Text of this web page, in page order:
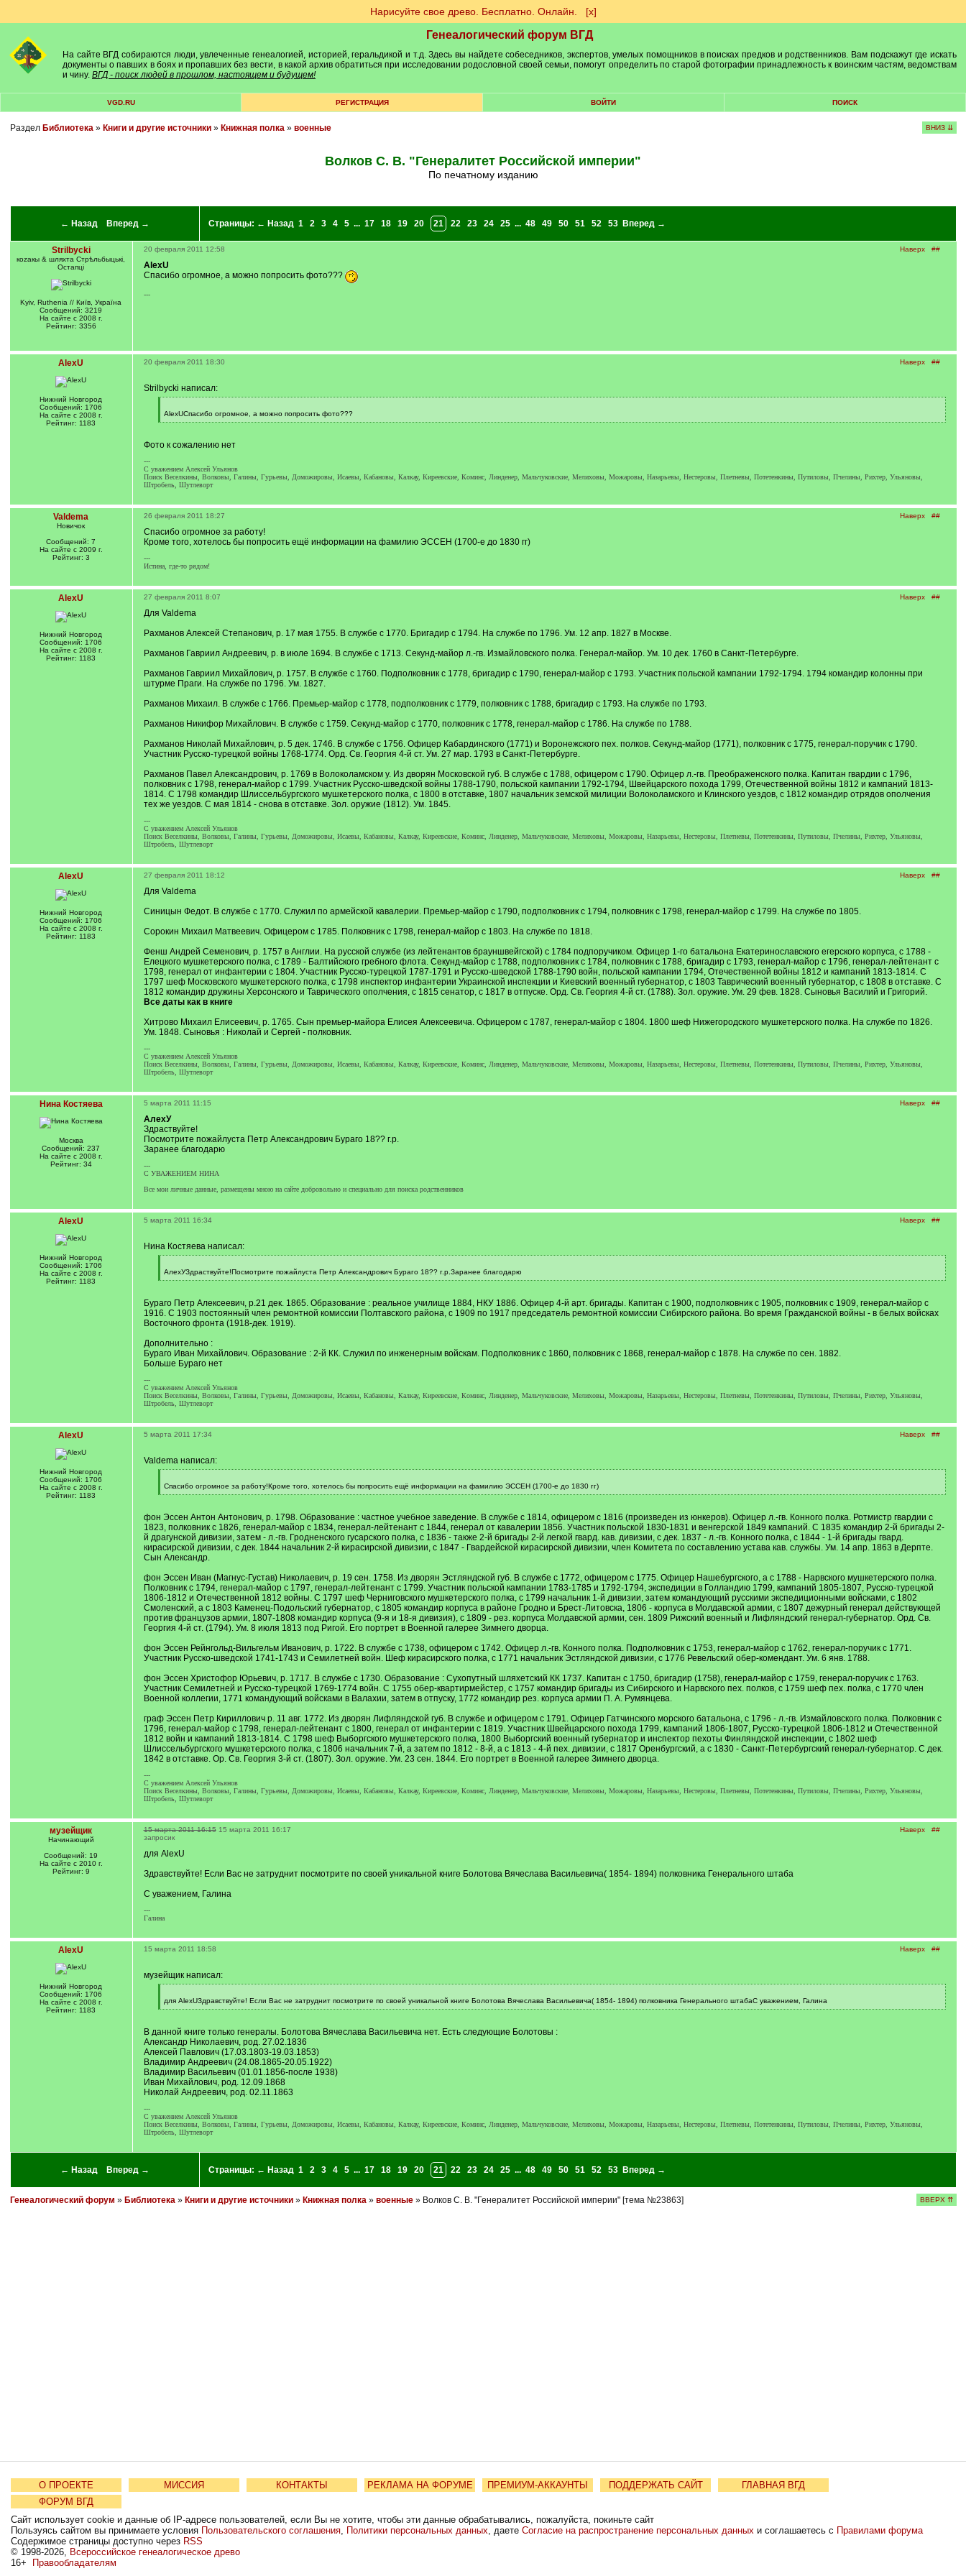
Нарисуйте свое древо. Бесплатно. Онлайн. [х]
Генеалогический форум ВГД
На сайте ВГД собираются люди, увлеченные генеалогией, историей, геральдикой и т.д. Здесь вы найдете собеседников, экспертов, умелых помощников в поисках предков и родственников. Вам подскажут где искать
документы о павших в боях и пропавших без вести, в какой архив обратиться при исследовании родословной своей семьи, помогут определить по старой фотографии принадлежность к воинским частям, ведомствам
и чину. ВГД - поиск людей в прошлом, настоящем и будущем!
VGD.RU РЕГИСТРАЦИЯ ВОЙТИ ПОИСК
Раздел Библиотека» Книги и другие источники» Книжная полка» военные ВНИЗ ⇊
Волков С. В. "Генералитет Российской империи"
По печатному изданию
← Назад Вперед → Страницы: ← Назад 1 2 3 4 5 ... 17 18 19 20 21 22 23 24 25 ... 48 49 50 51 52 53 Вперед →
Strilbycki
коzакы & шляхта Стрѣльбыцькі,
Остапці
Kyiv, Ruthenia // Київ, Україна
Сообщений: 3219
На сайте с 2008 г.
Рейтинг: 3356
Наверх ##
20 февраля 2011 12:58
AlexU
Спасибо огромное, а можно попросить фото???
---
AlexU
Нижний Новгород
Сообщений: 1706
На сайте с 2008 г.
Рейтинг: 1183
Наверх ##
20 февраля 2011 18:30
Strilbycki написал:
q
]
AlexUСпасибо огромное, а можно попросить фото???
[
]
Фото к сожалению нет
---
C уважением Алексей Ульянов
Поиск Веселкины, Волковы, Галины, Гурьевы, Доможировы, Исаевы, Кабановы, Калкау, Киреевские, Коминс, Линденер, Мальчуковские, Мелиховы, Можаровы, Назарьевы, Нестеровы, Плетневы, Потетенкины, Путиловы, Пчелины, Рихтер, Ульяновы,
Штробель, Шутлеворт
Valdema
Новичок
Сообщений: 7
На сайте с 2009 г.
Рейтинг: 3
Наверх ##
26 февраля 2011 18:27
Спасибо огромное за работу!
Кроме того, хотелось бы попросить ещё информации на фамилию ЭССЕН (1700-е до 1830 гг)
---
Истина, где-то рядом!
AlexU
Нижний Новгород
Сообщений: 1706
На сайте с 2008 г.
Рейтинг: 1183
Наверх ##
27 февраля 2011 8:07
Для Valdema
Рахманов Алексей Степанович, р. 17 мая 1755. В службе с 1770. Бригадир с 1794. На службе по 1796. Ум. 12 апр. 1827 в Москве.
Рахманов Гавриил Андреевич, р. в июле 1694. В службе с 1713. Секунд-майор л.-гв. Измайловского полка. Генерал-майор. Ум. 10 дек. 1760 в Санкт-Петербурге.
Рахманов Гавриил Михайлович, р. 1757. В службе с 1760. Подполковник с 1778, бригадир с 1790, генерал-майор с 1793. Участник польской кампании 1792-1794. 1794 командир колонны при
штурме Праги. На службе по 1796. Ум. 1827.
Рахманов Михаил. В службе с 1766. Премьер-майор с 1778, подполковник с 1779, полковник с 1788, бригадир с 1793. На службе по 1793.
Рахманов Никифор Михайлович. В службе с 1759. Секунд-майор с 1770, полковник с 1778, генерал-майор с 1786. На службе по 1788.
Рахманов Николай Михайлович, р. 5 дек. 1746. В службе с 1756. Офицер Кабардинского (1771) и Воронежского пех. полков. Секунд-майор (1771), полковник с 1775, генерал-поручик с 1790.
Участник Русско-турецкой войны 1768-1774. Орд. Св. Георгия 4-й ст. Ум. 27 мар. 1793 в Санкт-Петербурге.
Рахманов Павел Александрович, р. 1769 в Волоколамском у. Из дворян Московской губ. В службе с 1788, офицером с 1790. Офицер л.-гв. Преображенского полка. Капитан гвардии с 1796,
полковник с 1798, генерал-майор с 1799. Участник Русско-шведской войны 1788-1790, польской кампании 1792-1794, Швейцарского похода 1799, Отечественной войны 1812 и кампаний 1813-
1814. С 1798 командир Шлиссельбургского мушкетерского полка, с 1800 в отставке, 1807 начальник земской милиции Волоколамского и Клинского уездов, с 1812 командир отрядов ополчения
тех же уездов. С мая 1814 - снова в отставке. Зол. оружие (1812). Ум. 1845.
---
C уважением Алексей Ульянов
Поиск Веселкины, Волковы, Галины, Гурьевы, Доможировы, Исаевы, Кабановы, Калкау, Киреевские, Коминс, Линденер, Мальчуковские, Мелиховы, Можаровы, Назарьевы, Нестеровы, Плетневы, Потетенкины, Путиловы, Пчелины, Рихтер, Ульяновы,
Штробель, Шутлеворт
AlexU
Нижний Новгород
Сообщений: 1706
На сайте с 2008 г.
Рейтинг: 1183
Наверх ##
27 февраля 2011 18:12
Для Valdema
Синицын Федот. В службе с 1770. Служил по армейской кавалерии. Премьер-майор с 1790, подполковник с 1794, полковник с 1798, генерал-майор с 1799. На службе по 1805.
Сорокин Михаил Матвеевич. Офицером с 1785. Полковник с 1798, генерал-майор с 1803. На службе по 1818.
Фенш Андрей Семенович, р. 1757 в Англии. На русской службе (из лейтенантов брауншвейгской) с 1784 подпоручиком. Офицер 1-го батальона Екатеринославского егерского корпуса, с 1788 -
Елецкого мушкетерского полка, с 1789 - Балтийского гребного флота. Секунд-майор с 1788, подполковник с 1784, полковник с 1788, бригадир с 1793, генерал-майор с 1796, генерал-лейтенант с
1798, генерал от инфантерии с 1804. Участник Русско-турецкой 1787-1791 и Русско-шведской 1788-1790 войн, польской кампании 1794, Отечественной войны 1812 и кампаний 1813-1814. С
1797 шеф Московского мушкетерского полка, с 1798 инспектор инфантерии Украинской инспекции и Киевский военный губернатор, с 1803 Таврический военный губернатор, с 1808 в отставке. С
1812 командир дружины Херсонского и Таврического ополчения, с 1815 сенатор, с 1817 в отпуске. Орд. Св. Георгия 4-й ст. (1788). Зол. оружие. Ум. 29 фев. 1828. Сыновья Василий и Григорий.
Все даты как в книге
Хитрово Михаил Елисеевич, р. 1765. Сын премьер-майора Елисея Алексеевича. Офицером с 1787, генерал-майор с 1804. 1800 шеф Нижегородского мушкетерского полка. На службе по 1826.
Ум. 1848. Сыновья : Николай и Сергей - полковник.
---
C уважением Алексей Ульянов
Поиск Веселкины, Волковы, Галины, Гурьевы, Доможировы, Исаевы, Кабановы, Калкау, Киреевские, Коминс, Линденер, Мальчуковские, Мелиховы, Можаровы, Назарьевы, Нестеровы, Плетневы, Потетенкины, Путиловы, Пчелины, Рихтер, Ульяновы,
Штробель, Шутлеворт
Нина Костяева
Москва
Сообщений: 237
На сайте с 2008 г.
Рейтинг: 34
Наверх ##
5 марта 2011 11:15
АлеxУ
Здраствуйте!
Посмотрите пожайлуста Петр Александрович Бураго 18?? г.р.
Заранее благодарю
---
С УВАЖЕНИЕМ НИНА
Все мои личные данные, размещены мною на сайте добровольно и специально для поиска родственников
AlexU
Нижний Новгород
Сообщений: 1706
На сайте с 2008 г.
Рейтинг: 1183
Наверх ##
5 марта 2011 16:34
Нина Костяева написал:
q
]
АлеxУЗдраствуйте!Посмотрите пожайлуста Петр Александрович Бураго 18?? г.р.Заранее благодарю
[
]
Бураго Петр Алексеевич, р.21 дек. 1865. Образование : реальное училище 1884, НКУ 1886. Офицер 4-й арт. бригады. Капитан с 1900, подполковник с 1905, полковник с 1909, генерал-майор с
1916. С 1903 постоянный член ремонтной комиссии Полтавского района, с 1909 по 1917 председатель ремонтной комиссии Сибирского района. Во время Гражданской войны - в белых войсках
Восточного фронта (1918-дек. 1919).
Дополнительно :
Бураго Иван Михайлович. Образование : 2-й КК. Служил по инженерным войскам. Подполковник с 1860, полковник с 1868, генерал-майор с 1878. На службе по сен. 1882.
Больше Бураго нет
---
C уважением Алексей Ульянов
Поиск Веселкины, Волковы, Галины, Гурьевы, Доможировы, Исаевы, Кабановы, Калкау, Киреевские, Коминс, Линденер, Мальчуковские, Мелиховы, Можаровы, Назарьевы, Нестеровы, Плетневы, Потетенкины, Путиловы, Пчелины, Рихтер, Ульяновы,
Штробель, Шутлеворт
AlexU
Нижний Новгород
Сообщений: 1706
На сайте с 2008 г.
Рейтинг: 1183
Наверх ##
5 марта 2011 17:34
Valdema написал:
q
]
Спасибо огромное за работу!Кроме того, хотелось бы попросить ещё информации на фамилию ЭССЕН (1700-е до 1830 гг)
[
]
фон Эссен Антон Антонович, р. 1798. Образование : частное учебное заведение. В службе с 1814, офицером с 1816 (произведен из юнкеров). Офицер л.-гв. Конного полка. Ротмистр гвардии с
1823, полковник с 1826, генерал-майор с 1834, генерал-лейтенант с 1844, генерал от кавалерии 1856. Участник польской 1830-1831 и венгерской 1849 кампаний. С 1835 командир 2-й бригады 2-
й драгунской дивизии, затем - л.-гв. Гродненского гусарского полка, с 1836 - также 2-й бригады 2-й легкой гвард. кав. дивизии, с дек. 1837 - л.-гв. Конного полка, с 1844 - 1-й бригады гвард.
кирасирской дивизии, с дек. 1844 начальник 2-й кирасирской дивизии, с 1847 - Гвардейской кирасирской дивизии, член Комитета по составлению устава кав. службы. Ум. 14 апр. 1863 в Дерпте.
Сын Александр.
фон Эссен Иван (Магнус-Густав) Николаевич, р. 19 сен. 1758. Из дворян Эстляндской губ. В службе с 1772, офицером с 1775. Офицер Нашебургского, а с 1788 - Нарвского мушкетерского полка.
Полковник с 1794, генерал-майор с 1797, генерал-лейтенант с 1799. Участник польской кампании 1783-1785 и 1792-1794, экспедиции в Голландию 1799, кампаний 1805-1807, Русско-турецкой
1806-1812 и Отечественной 1812 войны. С 1797 шеф Черниговского мушкетерского полка, с 1799 начальник 1-й дивизии, затем командующий русскими экспедиционными войсками, с 1802
Смоленский, а с 1803 Каменец-Подольский губернатор, с 1805 командир корпуса в районе Гродно и Брест-Литовска, 1806 - корпуса в Молдавской армии, с 1807 дежурный генерал действующей
против французов армии, 1807-1808 командир корпуса (9-я и 18-я дивизия), с 1809 - рез. корпуса Молдавской армии, сен. 1809 Рижский военный и Лифляндский генерал-губернатор. Орд. Св.
Георгия 4-й ст. (1794). Ум. 8 июля 1813 под Ригой. Его портрет в Военной галерее Зимнего дворца.
фон Эссен Рейнгольд-Вильгельм Иванович, р. 1722. В службе с 1738, офицером с 1742. Офицер л.-гв. Конного полка. Подполковник с 1753, генерал-майор с 1762, генерал-поручик с 1771.
Участник Русско-шведской 1741-1743 и Семилетней войн. Шеф кирасирского полка, с 1771 начальник Эстляндской дивизии, с 1776 Ревельский обер-комендант. Ум. 6 янв. 1788.
фон Эссен Христофор Юрьевич, р. 1717. В службе с 1730. Образование : Сухопутный шляхетский КК 1737. Капитан с 1750, бригадир (1758), генерал-майор с 1759, генерал-поручик с 1763.
Участник Семилетней и Русско-турецкой 1769-1774 войн. С 1755 обер-квартирмейстер, с 1757 командир бригады из Сибирского и Нарвского пех. полков, с 1759 шеф пех. полка, с 1770 член
Военной коллегии, 1771 командующий войсками в Валахии, затем в отпуску, 1772 командир рез. корпуса армии П. А. Румянцева.
граф Эссен Петр Кириллович р. 11 авг. 1772. Из дворян Лифляндской губ. В службе и офицером с 1791. Офицер Гатчинского морского батальона, с 1796 - л.-гв. Измайловского полка. Полковник с
1796, генерал-майор с 1798, генерал-лейтенант с 1800, генерал от инфантерии с 1819. Участник Швейцарского похода 1799, кампаний 1806-1807, Русско-турецкой 1806-1812 и Отечественной
1812 войн и кампаний 1813-1814. С 1798 шеф Выборгского мушкетерского полка, 1800 Выборгский военный губернатор и инспектор пехоты Финляндской инспекции, с 1802 шеф
Шлиссельбургского мушкетерского полка, с 1806 начальник 7-й, а затем по 1812 - 8-й, а с 1813 - 4-й пех. дивизии, с 1817 Оренбургский, а с 1830 - Санкт-Петербургский генерал-губернатор. С дек.
1842 в отставке. Ор. Св. Георгия 3-й ст. (1807). Зол. оружие. Ум. 23 сен. 1844. Его портрет в Военной галерее Зимнего дворца.
---
C уважением Алексей Ульянов
Поиск Веселкины, Волковы, Галины, Гурьевы, Доможировы, Исаевы, Кабановы, Калкау, Киреевские, Коминс, Линденер, Мальчуковские, Мелиховы, Можаровы, Назарьевы, Нестеровы, Плетневы, Потетенкины, Путиловы, Пчелины, Рихтер, Ульяновы,
Штробель, Шутлеворт
музейщик
Начинающий
Сообщений: 19
На сайте с 2010 г.
Рейтинг: 9
Наверх ##
15 марта 2011 16:15 15 марта 2011 16:17
запросик
для AlexU
Здравствуйте! Если Вас не затруднит посмотрите по своей уникальной книге Болотова Вячеслава Васильевича( 1854- 1894) полковника Генерального штаба
С уважением, Галина
---
Галина
AlexU
Нижний Новгород
Сообщений: 1706
На сайте с 2008 г.
Рейтинг: 1183
Наверх ##
15 марта 2011 18:58
музейщик написал:
q
]
для AlexUЗдравствуйте! Если Вас не затруднит посмотрите по своей уникальной книге Болотова Вячеслава Васильевича( 1854- 1894) полковника Генерального штабаС уважением, Галина
[
]
В данной книге только генералы. Болотова Вячеслава Васильевича нет. Есть следующие Болотовы :
Александр Николаевич, род. 27.02.1836
Алексей Павлович (17.03.1803-19.03.1853)
Владимир Андреевич (24.08.1865-20.05.1922)
Владимир Васильевич (01.01.1856-после 1938)
Иван Михайлович, род. 12.09.1868
Николай Андреевич, род. 02.11.1863
---
C уважением Алексей Ульянов
Поиск Веселкины, Волковы, Галины, Гурьевы, Доможировы, Исаевы, Кабановы, Калкау, Киреевские, Коминс, Линденер, Мальчуковские, Мелиховы, Можаровы, Назарьевы, Нестеровы, Плетневы, Потетенкины, Путиловы, Пчелины, Рихтер, Ульяновы,
Штробель, Шутлеворт
← Назад Вперед → Страницы: ← Назад 1 2 3 4 5 ... 17 18 19 20 21 22 23 24 25 ... 48 49 50 51 52 53 Вперед →
Генеалогический форум » Библиотека» Книги и другие источники» Книжная полка» военные» Волков С. В. "Генералитет Российской империи" [тема №23863] ВВЕРХ ⇈
О ПРОЕКТЕ МИССИЯ КОНТАКТЫ РЕКЛАМА НА ФОРУМЕ ПРЕМИУМ-АККАУНТЫ ПОДДЕРЖАТЬ САЙТ
ГЛАВНАЯ ВГД
ФОРУМ ВГД
Сайт использует cookie и данные об IP-адресе пользователей, если Вы не хотите, чтобы эти данные обрабатывались, пожалуйста, покиньте сайт
Пользуясь сайтом вы принимаете условия Пользовательского соглашения, Политики персональных данных, даете Согласие на распространение персональных данных и соглашаетесь с Правилами форума
Содержимое страницы доступно через RSS
© 1998-2026, Всероссийское генеалогическое древо
16+
Правообладателям